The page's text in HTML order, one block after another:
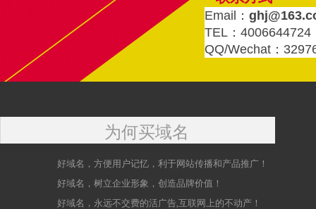
Email：
TEL：4006644724
QQ/Wechat：
为何买域名
好域名，方便用户记忆，利于网站传播和产品推广！
好域名，树立企业形象，创造品牌价值！
好域名，永远不交费的活广告,互联网上的不动产！